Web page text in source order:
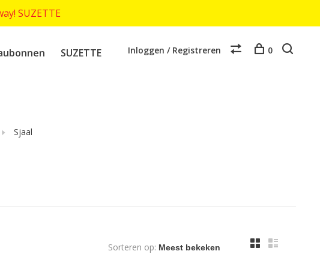
SUZETTE
SUZETTE Inloggen / Registreren 0
Sjaal
Sorteren op: